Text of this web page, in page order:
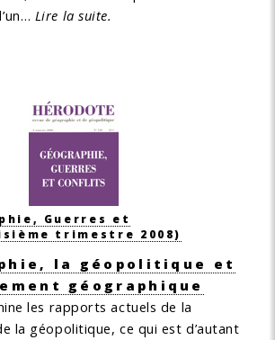
Lire la suite.
Guerres et
trimestre 2008)
la géopolitique et
géographique
les rapports actuels de la
la géopolitique, ce qui est d’autant